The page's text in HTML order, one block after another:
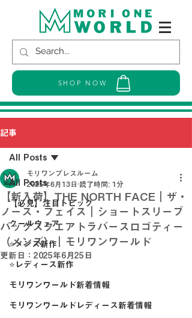
SHOP NOW
記事
All Posts
【必見】注目トピック
クールウェア
⭐メンズ新作
⭐レディース新作
モリワンワールド新着情報
モリワンワールドレディース新着情報
All Posts
【新入荷】THE NORTH FACE｜ザ・
ノース・フェイス｜ショートスリーブ
バックスクエアトラバースロゴティー
（メンズ）｜モリワンワールド
モリワンプレスルーム
2025年6月13日 読了時間: 1分
更新日： 2025年6月25日